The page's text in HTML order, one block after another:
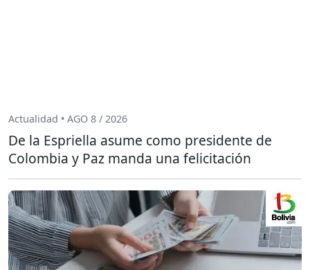
Actualidad • AGO 8 / 2026
De la Espriella asume como presidente de
Colombia y Paz manda una felicitación